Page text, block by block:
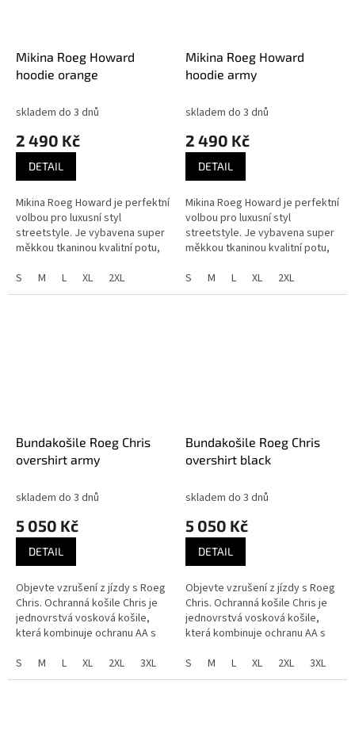
Mikina Roeg Howard
hoodie orange
skladem do 3 dnů
2 490 Kč
DETAIL
Mikina Roeg Howard je perfektní
volbou pro luxusní styl
streetstyle. Je vybavena super
měkkou tkaninou kvalitní potu,
Speciální trvanlivá kvalita...
S M L XL 2XL
Mikina Roeg Howard
hoodie army
skladem do 3 dnů
2 490 Kč
DETAIL
Mikina Roeg Howard je perfektní
volbou pro luxusní styl
streetstyle. Je vybavena super
měkkou tkaninou kvalitní potu,
Speciální trvanlivá kvalita...
S M L XL 2XL
Bundakošile Roeg Chris
overshirt army
skladem do 3 dnů
5 050 Kč
DETAIL
Objevte vzrušení z jízdy s Roeg
Chris. Ochranná košile Chris je
jednovrstvá vosková košile,
která kombinuje ochranu AA s
vnější tkanina RQ,...
S M L XL 2XL 3XL
Bundakošile Roeg Chris
overshirt black
skladem do 3 dnů
5 050 Kč
DETAIL
Objevte vzrušení z jízdy s Roeg
Chris. Ochranná košile Chris je
jednovrstvá vosková košile,
která kombinuje ochranu AA s
vnější tkanina RQ,...
S M L XL 2XL 3XL